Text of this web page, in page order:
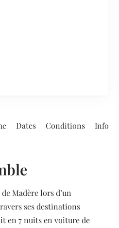
Dates Conditions
Madère lors d’un
ses destinations
en 7 nuits en voiture de